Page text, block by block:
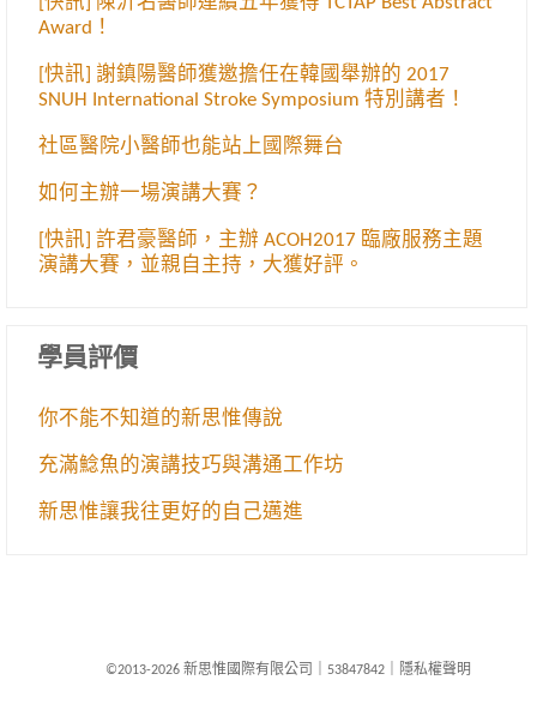
Award！
[快訊] 謝鎮陽醫師獲邀擔任在韓國舉辦的 2017
SNUH International Stroke Symposium 特別講者！
社區醫院小醫師也能站上國際舞台
如何主辦一場演講大賽？
[快訊] 許君豪醫師，主辦 ACOH2017 臨廠服務主題
演講大賽，並親自主持，大獲好評。
學員評價
你不能不知道的新思惟傳說
充滿鯰魚的演講技巧與溝通工作坊
新思惟讓我往更好的自己邁進
©2013-2026 新思惟國際有限公司 53847842 隱私權聲明